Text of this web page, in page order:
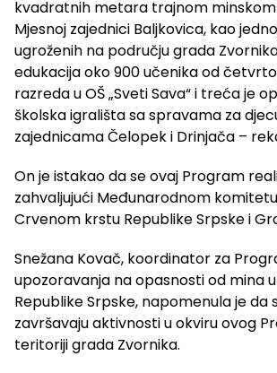
kvadratnih metara trajnom
Mjesnoj zajednici Baljkovica, kao
ugroženih na području grada
edukacija oko 900 učenika od
razreda u OŠ „Sveti Sava“ i treća je
školska igrališta sa spravama za
zajednicama Čelopek i Drinjača –
On je istakao da se ovaj Program
zahvaljujući Međunarodnom
Crvenom krstu Republike Srpske i
Snežana Kovač, koordinator za
upozoravanja na opasnosti od mina
Republike Srpske, napomenula je da
završavaju aktivnosti u okviru ovog
teritoriji grada Zvornika.